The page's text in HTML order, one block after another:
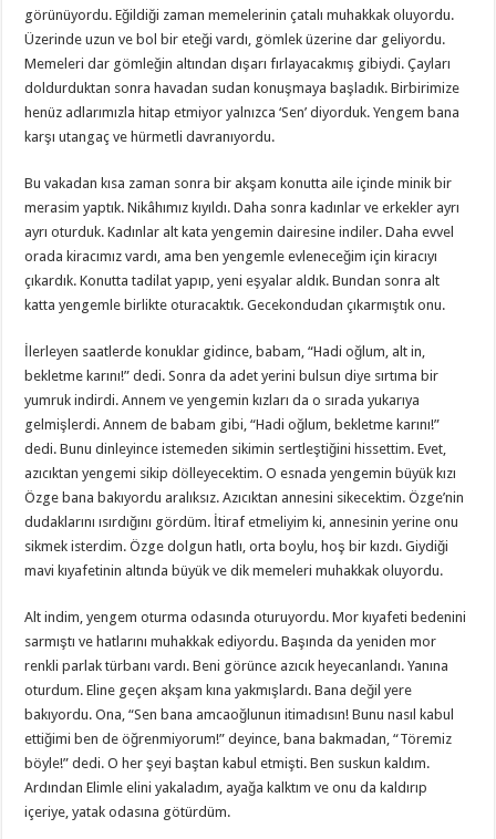
görünüyordu. Eğildiği zaman memelerinin çatalı muhakkak oluyordu.
Üzerinde uzun ve bol bir eteği vardı, gömlek üzerine dar geliyordu.
Memeleri dar gömleğin altından dışarı fırlayacakmış gibiydi. Çayları
doldurduktan sonra havadan sudan konuşmaya başladık. Birbirimize
henüz adlarımızla hitap etmiyor yalnızca ‘Sen’ diyorduk. Yengem bana
karşı utangaç ve hürmetli davranıyordu.
Bu vakadan kısa zaman sonra bir akşam konutta aile içinde minik bir
merasim yaptık. Nikâhımız kıyıldı. Daha sonra kadınlar ve erkekler ayrı
ayrı oturduk. Kadınlar alt kata yengemin dairesine indiler. Daha evvel
orada kiracımız vardı, ama ben yengemle evleneceğim için kiracıyı
çıkardık. Konutta tadilat yapıp, yeni eşyalar aldık. Bundan sonra alt
katta yengemle birlikte oturacaktık. Gecekondudan çıkarmıştık onu.
İlerleyen saatlerde konuklar gidince, babam, “Hadi oğlum, alt in,
bekletme karını!” dedi. Sonra da adet yerini bulsun diye sırtıma bir
yumruk indirdi. Annem ve yengemin kızları da o sırada yukarıya
gelmişlerdi. Annem de babam gibi, “Hadi oğlum, bekletme karını!”
dedi. Bunu dinleyince istemeden sikimin sertleştiğini hissettim. Evet,
azıcıktan yengemi sikip dölleyecektim. O esnada yengemin büyük kızı
Özge bana bakıyordu aralıksız. Azıcıktan annesini sikecektim. Özge’nin
dudaklarını ısırdığını gördüm. İtiraf etmeliyim ki, annesinin yerine onu
sikmek isterdim. Özge dolgun hatlı, orta boylu, hoş bir kızdı. Giydiği
mavi kıyafetinin altında büyük ve dik memeleri muhakkak oluyordu.
Alt indim, yengem oturma odasında oturuyordu. Mor kıyafeti bedenini
sarmıştı ve hatlarını muhakkak ediyordu. Başında da yeniden mor
renkli parlak türbanı vardı. Beni görünce azıcık heyecanlandı. Yanına
oturdum. Eline geçen akşam kına yakmışlardı. Bana değil yere
bakıyordu. Ona, “Sen bana amcaoğlunun itimadısın! Bunu nasıl kabul
ettiğimi ben de öğrenmiyorum!” deyince, bana bakmadan, “Töremiz
böyle!” dedi. O her şeyi baştan kabul etmişti. Ben suskun kaldım.
Ardından Elimle elini yakaladım, ayağa kalktım ve onu da kaldırıp
içeriye, yatak odasına götürdüm.